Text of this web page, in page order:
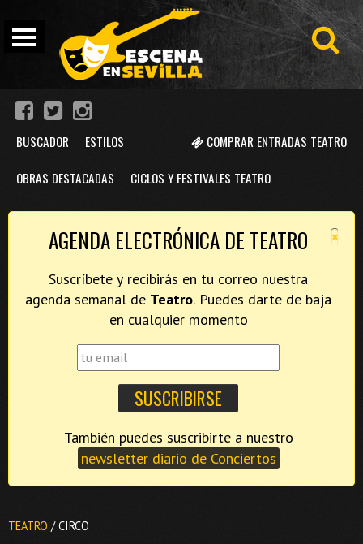
COMPRAR ENTRADAS TEATRO
BUSCADOR ESTILOS
OBRAS DESTACADAS CICLOS Y FESTIVALES TEATRO
×
AGENDA ELECTRÓNICA DE TEATRO
Suscríbete y recibirás en tu correo nuestra
agenda semanal de Teatro. Puedes darte de baja
en cualquier momento
newsletter diario de Conciertos
TEATRO / CIRCO